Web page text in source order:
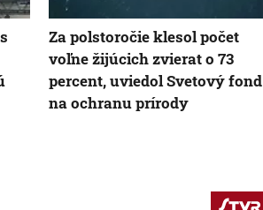
Za polstoročie klesol počet
voľne žijúcich zvierat o 73
percent, uviedol Svetový fond
na ochranu prírody